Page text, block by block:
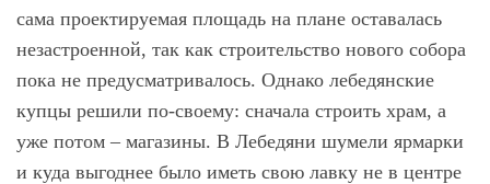
сама проектируемая площадь на плане оставалась
незастроенной, так как строительство нового собора
пока не предусматривалось. Однако лебедянские
купцы решили по-своему: сначала строить храм, а
уже потом – магазины. В Лебедяни шумели ярмарки
и куда выгоднее было иметь свою лавку не в центре